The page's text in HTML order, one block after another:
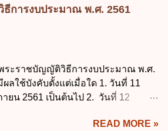
การงบประมาณ พ.ศ. 2561
ระราชบัญญัติวิธีการงบประมาณ พ.ศ.
ผลใช้บังคับตั้งแต่เมื่อใด 1. วันที่ 11
ยน 2561 เป็นต้นไป 2. วันที่ 12
ายน 2561 เป็นต้นไป 4. วันที่ 14
READ MORE »